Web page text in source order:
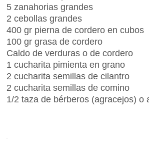
5 zanahorias grandes
2 cebollas grandes
400 gr pierna de cordero en cubos
100 gr grasa de cordero
Caldo de verduras o de cordero
1 cucharita pimienta en grano
2 cucharita semillas de cilantro
2 cucharita semillas de comino
1/2 taza de bérberos (agracejos) o